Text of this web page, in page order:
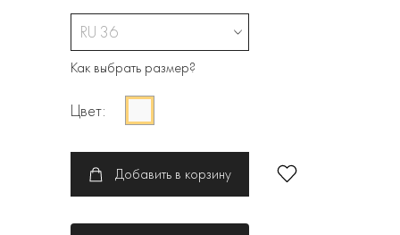
RU 36
Как выбрать размер?
Цвет:
Добавить в корзину